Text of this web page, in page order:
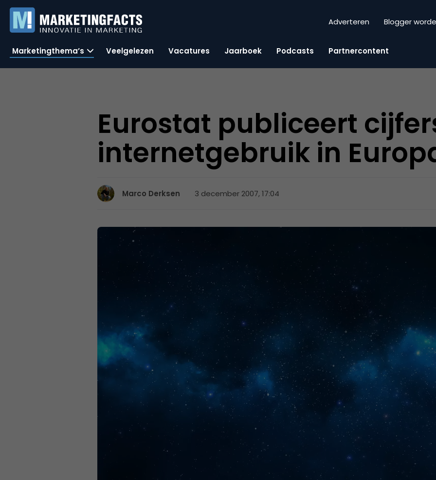
Adverteren Blogger
Marketingthema’s Veelgelezen Vacatures Jaarboek Podcasts Partnercontent
Eurostat publiceert
internetgebruik in
Marco Derksen 3 december 2007, 17:04